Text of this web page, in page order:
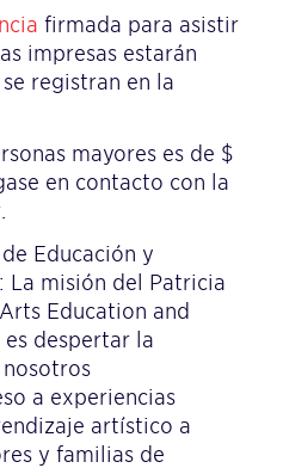
firmada para asistir
impresas estarán
registran en la
mayores es de $
en contacto con la
Educación y
La misión del Patricia
Education and
despertar la
a experiencias
artístico a
y familias de